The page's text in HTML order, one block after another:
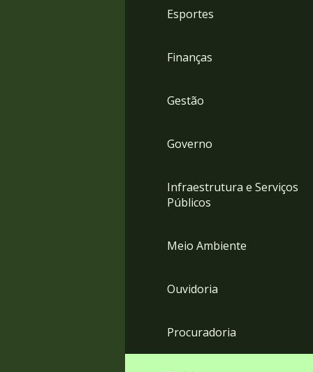
Esportes
Finanças
Gestão
Governo
Infraestrutura e Serviços
Públicos
Meio Ambiente
Ouvidoria
Procuradoria